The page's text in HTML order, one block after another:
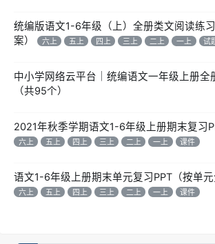
统编版语文1-6年级（上）全册类文阅读练
案）
六上 五上 四上 三上 二上 一上 试
中小学网络云平台｜统编语文一年级上册全
（共95个）
2021年秋季学期语文1-6年级上册期末复习
六上 五上 四上 三上 二上 一上 课件
语文1-6年级上册期末单元复习PPT（按单元
六上 五上 四上 三上 二上 一上 课件